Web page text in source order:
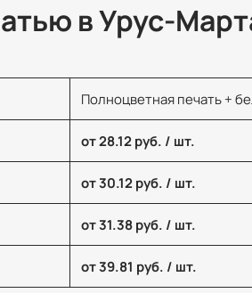
в Урус-
Полноцветная печать +
от 28.12 руб. / шт.
от 30.12 руб. / шт.
от 31.38 руб. / шт.
от 39.81 руб. / шт.